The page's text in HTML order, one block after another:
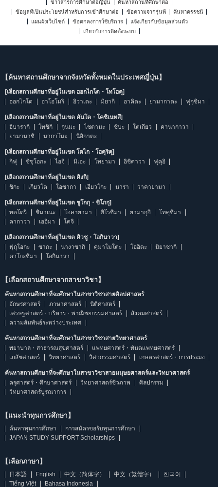
ข่าวสารการศึกษาต่อญี่ปุ่น
ค้นหาสถานที่ศึกษาต่อ
ข้อมูลที่เป็นประโยชน์สำหรับการเข้าศึกษาต่อ
ข้อความจากรุ่นพี่
ค้นหาดรรชนี
แผนผังเว็บไซต์
ข้อตกลงการใช้บริการ
แจ้งเกี่ยวกับข้อมูลส่วนตัว
เกี่ยวกับการติดตั้งระบบ
【ค้นหาสถานศึกษาจากจังหวัดทั้งหมดในประเทศญี่ปุ่น】
[เลือกสถานศึกษาที่อยู่ในเขต ฮอกไกโด・โทโฮคุ]
ฮอกไกโด
อาโอโมริ อิวาเตะ มิยากิ อาคิตะ ยามากาตะ ฟุกุชิมา
[เลือกสถานศึกษาที่อยู่ในเขต คันโต・โคชิเนทสึ]
อิบารากิ
โทชิกิ กุนมะ ไซตามะ ชิบะ โตเกียว
คานากาวา
ยามานาชิ
นากาโนะ นิอิกาตะ
[เลือกสถานศึกษาที่อยู่ในเขต โตไก・โฮคุริคุ]
กิฟุ
ชิซุโอกะ ไอจิ มิเอะ โทยามา อิชิคาวา ฟุคุอิ
[เลือกสถานศึกษาที่อยู่ในเขต คิงกิ]
ชิกะ
เกียวโต โอซากา เฮียวโกะ นารา วาคายามา
[เลือกสถานศึกษาที่อยู่ในเขต ชูโกกุ・ชิโกกุ]
ทตโตริ
ชิมาเนะ โอคายามา ฮิโรชิมา ยามากุจิ
โทคุชิมา
คากาวา
เอฮิมา โคจิ
[เลือกสถานศึกษาที่อยู่ในเขต คิวชู・โอกินาวา]
ฟุกุโอกะ
ซากะ นางาซากิ คุมาโมโตะ โออิตะ
มิยาซากิ
คาโกะชิมา
โอกินาวา
【เลือกสถานศึกษาจากสาขาวิชา】
ค้นหาสถานศึกษาที่จะศึกษาในสาขาวิชาสายศิลปศาสตร์
อักษรศาสตร์
ภาษาศาสตร์
นิติศาสตร์
เศรษฐศาสตร์・บริหาร・พาณิชยกรรมศาสตร์
สังคมศาสตร์
ความสัมพันธ์ระหว่างประเทศ
ค้นหาสถานศึกษาที่จะศึกษาในสาขาวิชาสายวิทยาศาสตร์
พยาบาล・สาธารณสุขศาสตร์
แพทยศาสตร์・ทันตแพทยศาสตร์
เภสัชศาสตร์
วิทยาศาสตร์ วิศวกรรมศาสตร์ เกษตรศาสตร์・การประมง
ค้นหาสถานศึกษาที่จะศึกษาในสาขาวิชาสายมนุษยศาสตร์และวิทยาศาสตร์
ครุศาสตร์・ศึกษาศาสตร์
วิทยาศาสตร์ชีวภาพ
ศิลปกรรม
วิทยาศาสตร์บูรณาการ
【แนะนำทุนการศึกษา】
ค้นหาทุนการศึกษา
การสมัครขอรับทุนการศึกษา
JAPAN STUDY SUPPORT Scholarships
【เลือกภาษา】
日本語 English 中文（简体字） 中文（繁體字）
한국어
Tiếng Việt
Bahasa Indonesia